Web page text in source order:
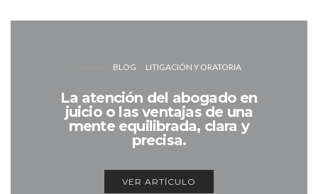
BLOG LITIGACIÓN Y ORATORIA
La atención del abogado en
juicio o las ventajas de una
mente equilibrada, clara y
precisa.
VER ARTÍCULO